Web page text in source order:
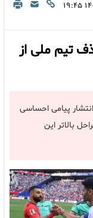
تیم ملی از
انتشار پیامی احساسی
بالاتر این